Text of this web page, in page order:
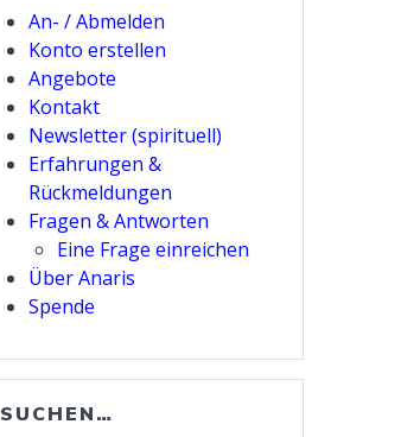
An- / Abmelden
Konto erstellen
Angebote
Kontakt
Newsletter (spirituell)
Erfahrungen &
Rückmeldungen
Fragen & Antworten
Eine Frage einreichen
Über Anaris
Spende
SUCHEN…